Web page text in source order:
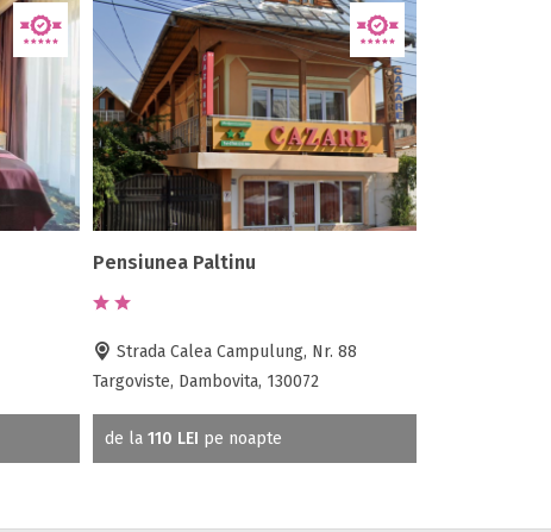
Pensiunea Paltinu
Strada Calea Campulung, Nr. 88
Targoviste, Dambovita, 130072
de la110 LEI pe noapte